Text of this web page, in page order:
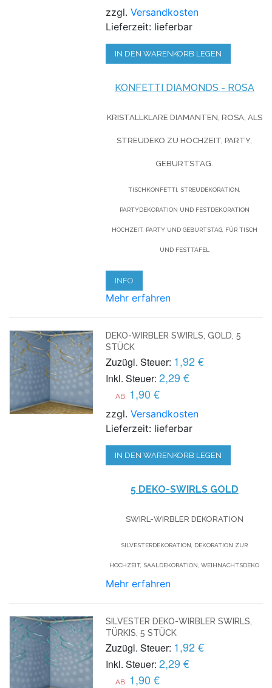
zzgl.Versandkosten
Lieferzeit: lieferbar
IN DEN WARENKORB LEGEN
KONFETTI DIAMONDS - ROSA
KRISTALLKLARE DIAMANTEN, ROSA, ALS
STREUDEKO ZU HOCHZEIT, PARTY,
GEBURTSTAG.
TISCHKONFETTI, STREUDEKORATION,
PARTYDEKORATION UND FESTDEKORATION
HOCHZEIT, PARTY UND GEBURTSTAG, FÜR TISCH
UND FESTTAFEL
INFO
Mehr erfahren
DEKO-WIRBLER SWIRLS, GOLD, 5
STÜCK
Zuzügl. Steuer: 1,92 €
Inkl. Steuer: 2,29 €
AB: 1,90 €
zzgl.Versandkosten
Lieferzeit: lieferbar
IN DEN WARENKORB LEGEN
5 DEKO-SWIRLS GOLD
SWIRL-WIRBLER DEKORATION
SILVESTERDEKORATION, DEKORATION ZUR
HOCHZEIT, SAALDEKORATION, WEIHNACHTSDEKO
Mehr erfahren
SILVESTER DEKO-WIRBLER SWIRLS,
TÜRKIS, 5 STÜCK
Zuzügl. Steuer: 1,92 €
Inkl. Steuer: 2,29 €
AB: 1,90 €